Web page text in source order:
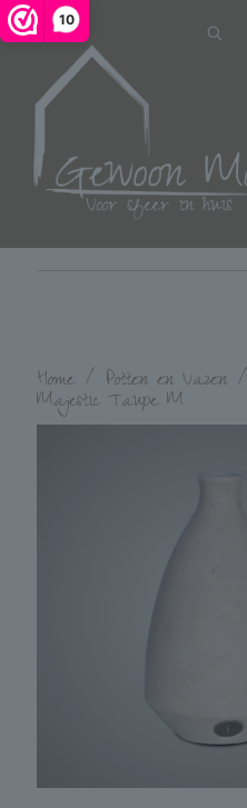
10
Home / Potten en Vazen /
Majestic Taupe M